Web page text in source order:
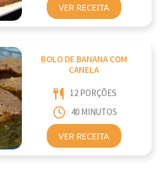
VER RECEITA
BOLO DE BANANA COM
CANELA
12 PORÇÕES
40 MINUTOS
VER RECEITA